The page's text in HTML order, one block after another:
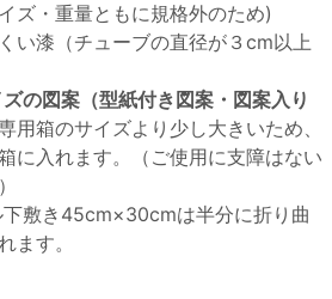
ズ・重量ともに規格外のため)
い漆（チューブの直径が３cm以上
の図案（型紙付き図案・図案入り
用箱のサイズより少し大きいため、
に入れます。（ご使用に支障はない
敷き45cm×30cmは半分に折り曲
ます。